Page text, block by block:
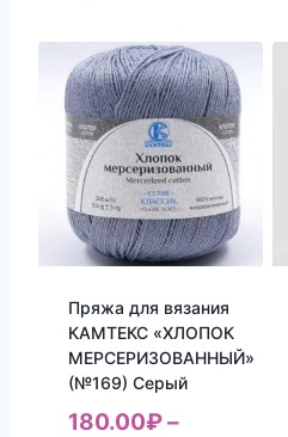
Пряжа для вязания
КАМТЕКС «ХЛОПОК
МЕРСЕРИЗОВАННЫЙ»
(№169) Серый
180.00₽–